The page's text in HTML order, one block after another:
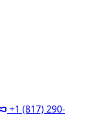
+1 (817) 290-